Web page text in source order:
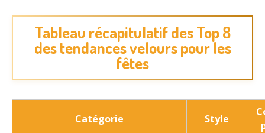
Tableau récapitulatif des Top 8
des tendances velours pour les
fêtes
Catégorie Style